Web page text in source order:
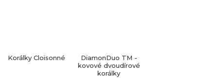
Korálky Cloisonné
DiamonDuo TM -
kovové dvoudírové
korálky